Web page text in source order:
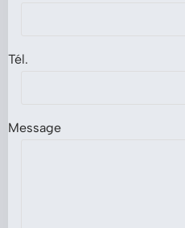
Tél.
Message